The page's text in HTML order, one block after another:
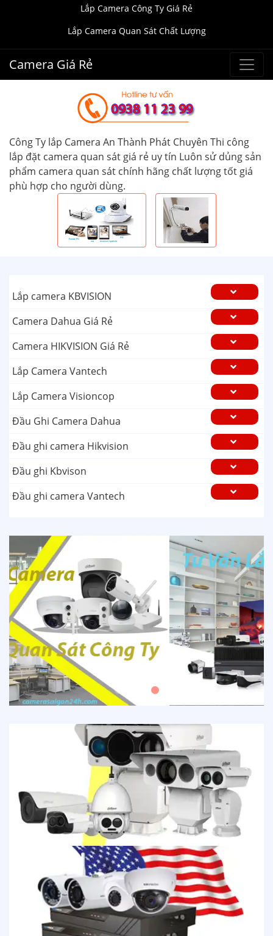
Lắp Camera Công Ty Giá Rẻ
Lắp Camera Quan Sát Chất Lượng
Camera Giá Rẻ
Công Ty lắp Camera An Thành Phát Chuyên Thi công
lắp đặt camera quan sát giá rẻ uy tín Luôn sử dủng sản
phẩm camera quan sát chính hãng chất lượng tốt giá
phù hợp cho người dùng.
Lắp camera KBVISION
Camera Dahua Giá Rẻ
Camera HIKVISION Giá Rẻ
Lắp Camera Vantech
Lắp Camera Visioncop
Đầu Ghi Camera Dahua
Đầu ghi camera Hikvision
Đầu ghi Kbvison
Đầu ghi camera Vantech